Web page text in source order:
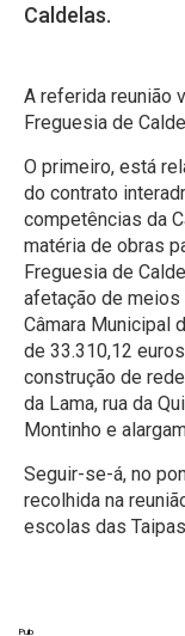
Caldelas.
A referida reunião
Freguesia de
O primeiro, está
do contrato
competências da
matéria de obras
Freguesia de
afetação de meios
Câmara Municipal
de 33.310,12
construção de
da Lama, rua da
Montinho e
Seguir-se-á, no
recolhida na
escolas das
Pub